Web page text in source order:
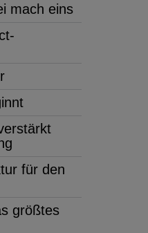
mach eins
für den
größtes